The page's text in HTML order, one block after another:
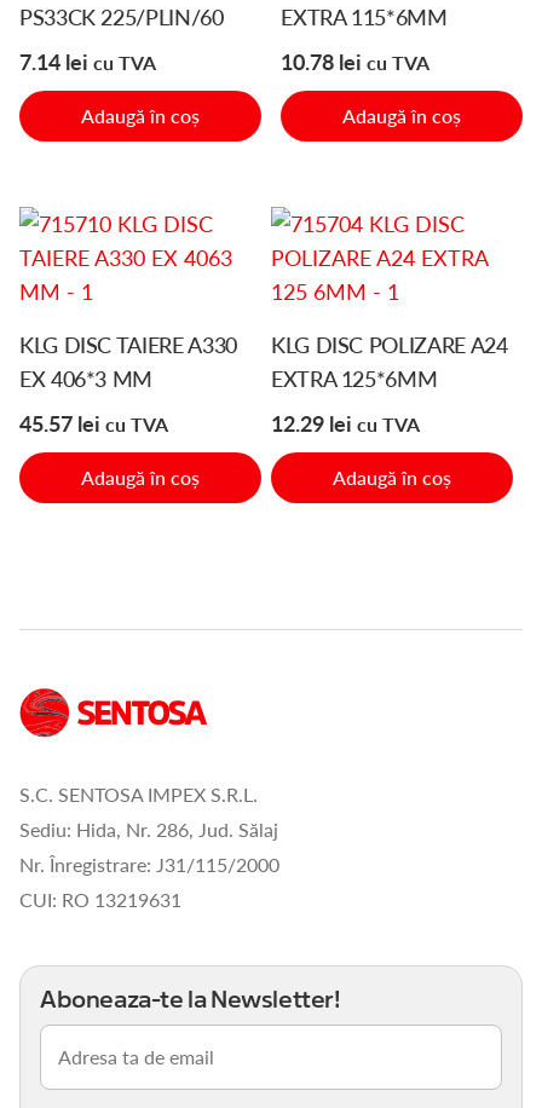
PS33CK 225/PLIN/60
7.14 lei cu TVA
Adaugă în coș
EXTRA 115*6MM
10.78 lei cu TVA
Adaugă în coș
KLG DISC TAIERE A330
EX 406*3 MM
45.57 lei cu TVA
Adaugă în coș
KLG DISC POLIZARE A24
EXTRA 125*6MM
12.29 lei cu TVA
Adaugă în coș
S.C. SENTOSA IMPEX S.R.L.
Sediu: Hida, Nr. 286, Jud. Sălaj
Nr. Înregistrare: J31/115/2000
CUI: RO 13219631
Aboneaza-te la Newsletter!
Email
(Obligatoriu)